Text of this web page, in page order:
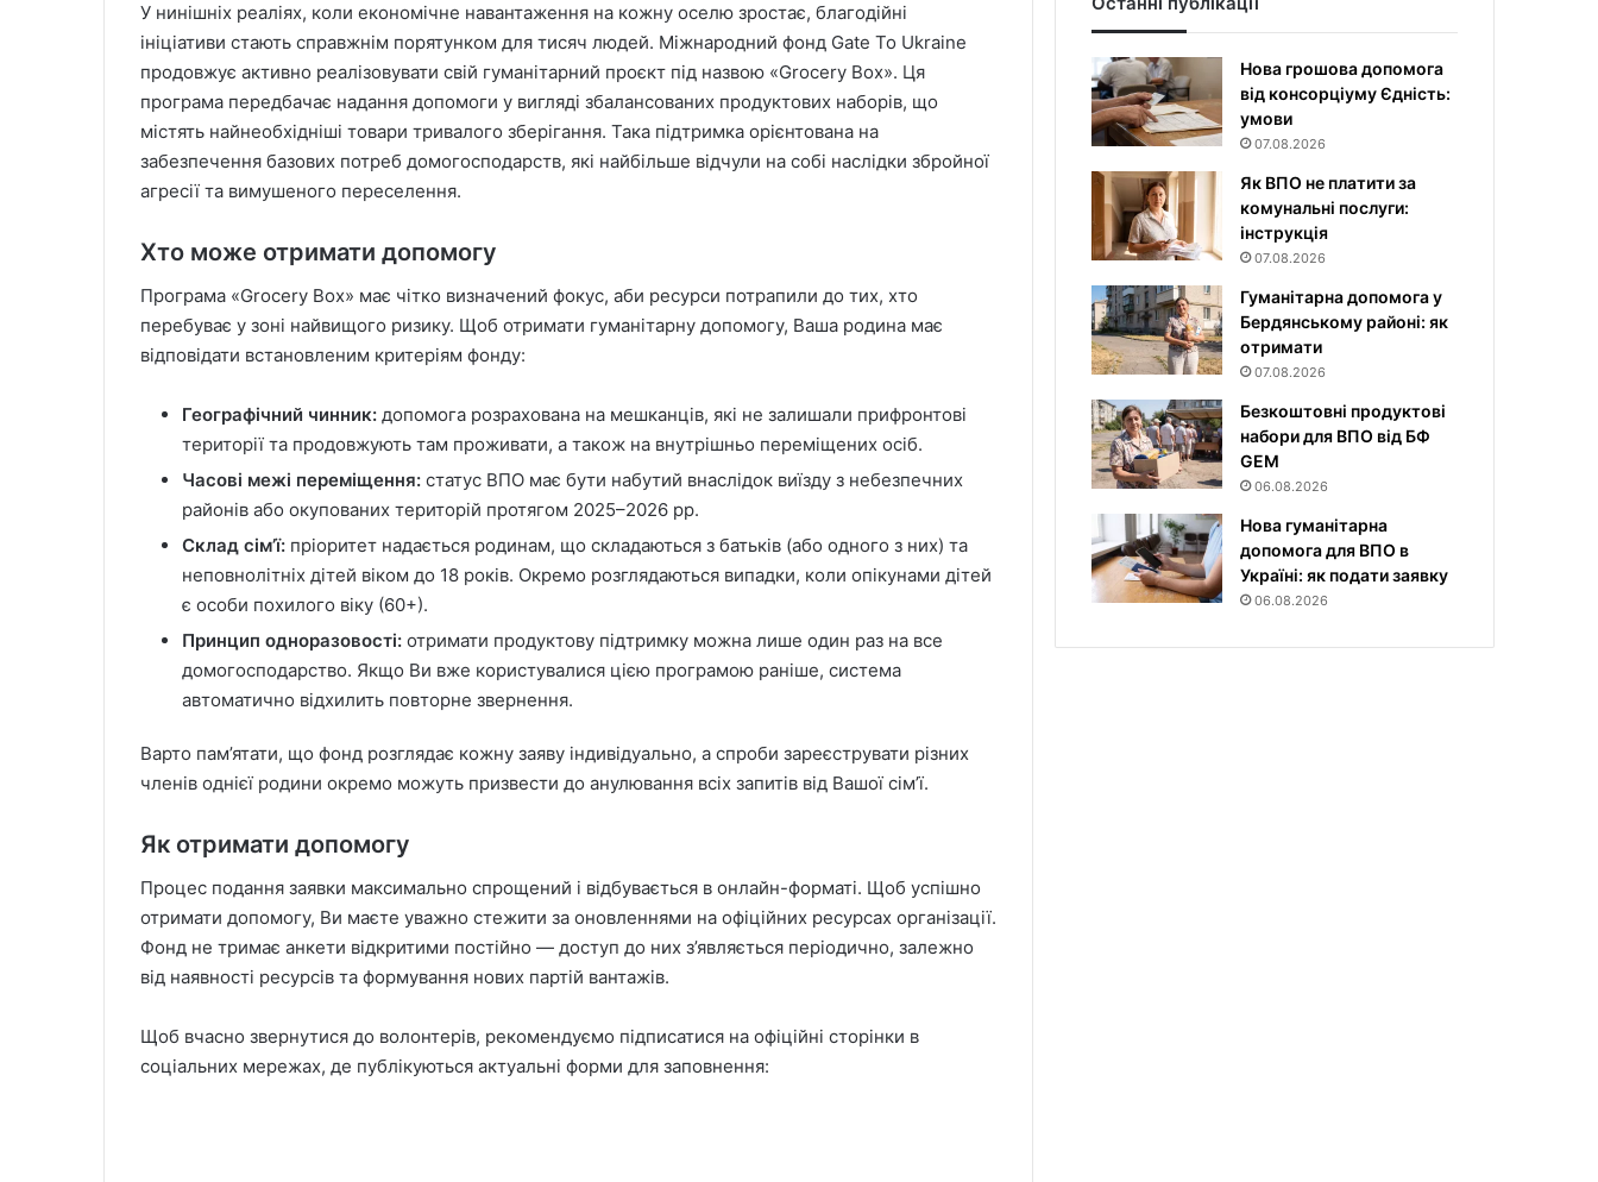
У нинішніх реаліях, коли економічне навантаження на кожну оселю зростає, благодійні
ініціативи стають справжнім порятунком для тисяч людей. Міжнародний фонд Gate To Ukraine
продовжує активно реалізовувати свій гуманітарний проєкт під назвою «Grocery Box». Ця
програма передбачає надання допомоги у вигляді збалансованих продуктових наборів, що
містять найнеобхідніші товари тривалого зберігання. Така підтримка орієнтована на
забезпечення базових потреб домогосподарств, які найбільше відчули на собі наслідки збройної
агресії та вимушеного переселення.
Хто може отримати допомогу
Програма «Grocery Box» має чітко визначений фокус, аби ресурси потрапили до тих, хто
перебуває у зоні найвищого ризику. Щоб отримати гуманітарну допомогу, Ваша родина має
відповідати встановленим критеріям фонду:
Географічний чинник: допомога розрахована на мешканців, які не залишали прифронтові
території та продовжують там проживати, а також на внутрішньо переміщених осіб.
Часові межі переміщення: статус ВПО має бути набутий внаслідок виїзду з небезпечних
районів або окупованих територій протягом 2025–2026 рр.
Склад сім’ї: пріоритет надається родинам, що складаються з батьків (або одного з них) та
неповнолітніх дітей віком до 18 років. Окремо розглядаються випадки, коли опікунами дітей
є особи похилого віку (60+).
Принцип одноразовості: отримати продуктову підтримку можна лише один раз на все
домогосподарство. Якщо Ви вже користувалися цією програмою раніше, система
автоматично відхилить повторне звернення.
Варто пам’ятати, що фонд розглядає кожну заяву індивідуально, а спроби зареєструвати різних
членів однієї родини окремо можуть призвести до анулювання всіх запитів від Вашої сім’ї.
Як отримати допомогу
Процес подання заявки максимально спрощений і відбувається в онлайн-форматі. Щоб успішно
отримати допомогу, Ви маєте уважно стежити за оновленнями на офіційних ресурсах організації.
Фонд не тримає анкети відкритими постійно — доступ до них з’являється періодично, залежно
від наявності ресурсів та формування нових партій вантажів.
Щоб вчасно звернутися до волонтерів, рекомендуємо підписатися на офіційні сторінки в
соціальних мережах, де публікуються актуальні форми для заповнення:
Нова грошова допомога
від консорціуму Єдність:
умови
07.08.2026
Як ВПО не платити за
комунальні послуги:
інструкція
07.08.2026
Гуманітарна допомога у
Бердянському районі: як
отримати
07.08.2026
Безкоштовні продуктові
набори для ВПО від БФ
GEM
06.08.2026
Нова гуманітарна
допомога для ВПО в
Україні: як подати заявку
06.08.2026